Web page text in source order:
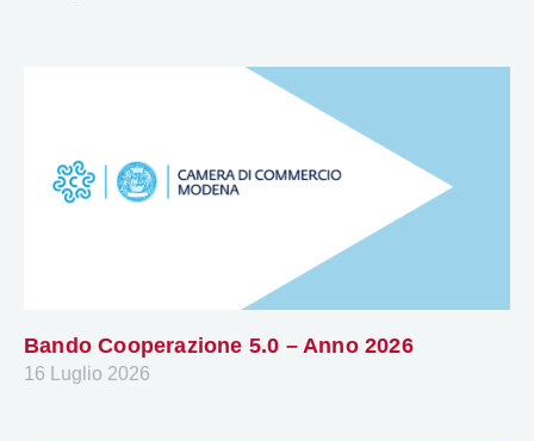
Bando Cooperazione 5.0 – Anno 2026
16 Luglio 2026